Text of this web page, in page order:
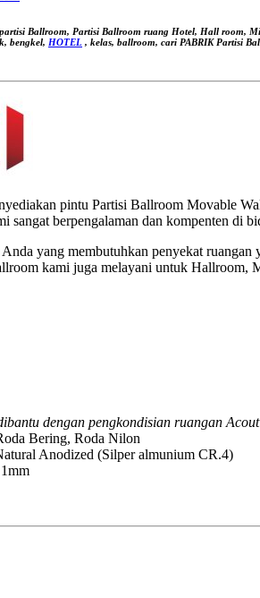
Produk
Partisi
Juli
Ballroom, Partisi Ballroom ruang Hotel, Hall room,
bengkel, HOTEL , kelas, ballroom, cari PABRIK Partisi
pintu Partisi Ballroom Movable
sangat berpengalaman dan kompenten di
yang membutuhkan penyekat
kami juga melayani untuk Hallroom,
dengan pengkondisian ruangan
Bering, Roda Nilon
Anodized (Silper almunium CR.4)